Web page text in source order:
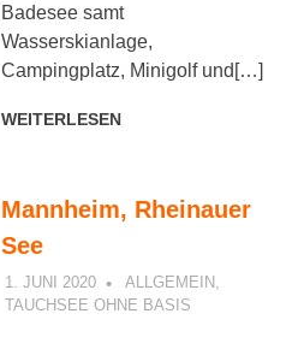
Badesee samt
Wasserskianlage,
Campingplatz, Minigolf und[…]
WEITERLESEN
Mannheim, Rheinauer
See
1. JUNI 2020 PETER
ALLGEMEIN ,
TAUCHSEE OHNE BASIS